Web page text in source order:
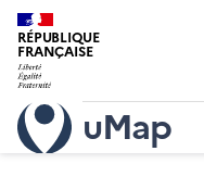
RÉPUBLIQUE
FRANÇAISE
uMap